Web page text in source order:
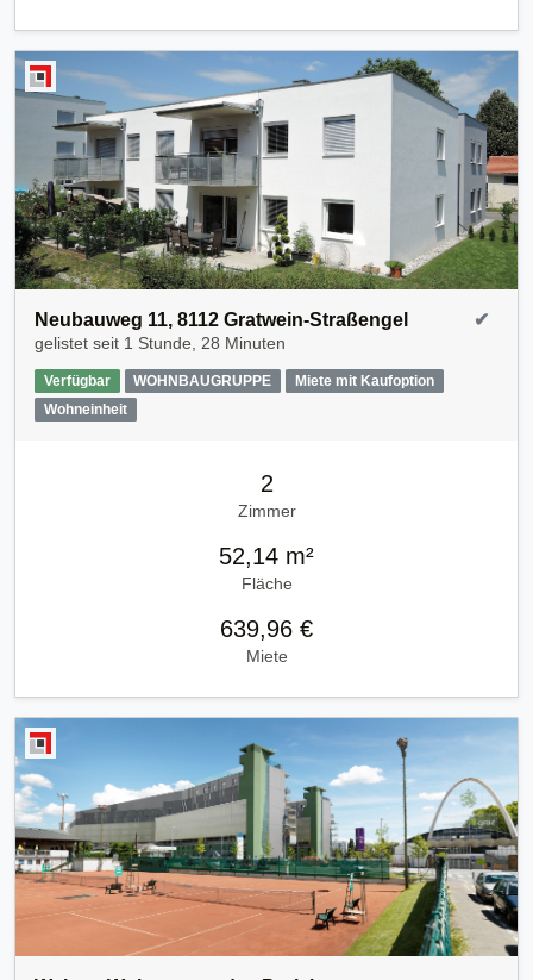
Neubauweg 11, 8112 Gratwein-Straßengel
gelistet seit 1 Stunde, 28 Minuten
Verfügbar WOHNBAUGRUPPE
Miete mit Kaufoption
Wohneinheit
✔
2
Zimmer
52,14 m²
Fläche
639,96 €
Miete